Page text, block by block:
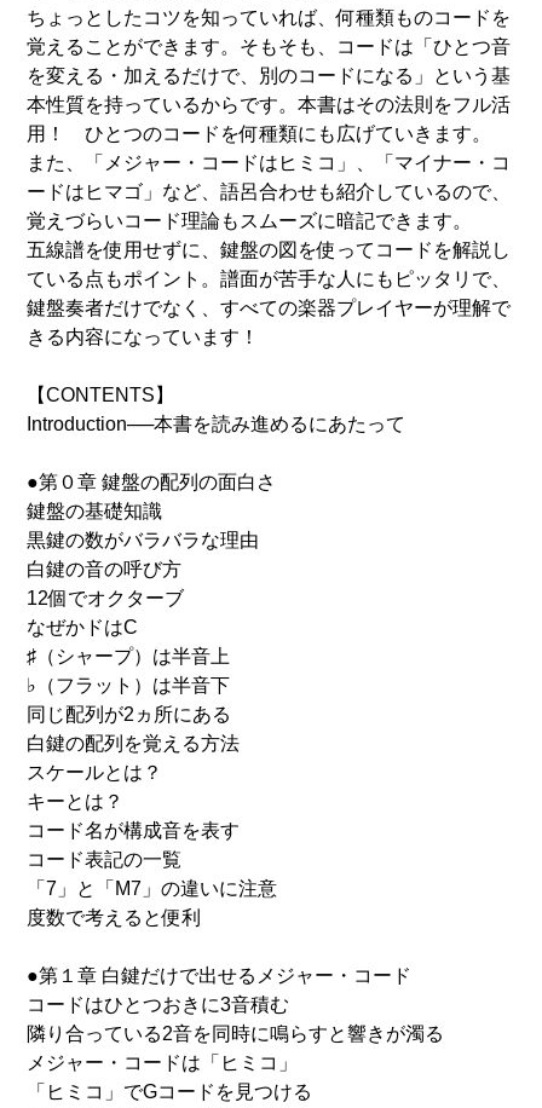
ちょっとしたコツを知っていれば、何種類ものコードを
覚えることができます。そもそも、コードは「ひとつ音
を変える・加えるだけで、別のコードになる」という基
本性質を持っているからです。本書はその法則をフル活
用！ ひとつのコードを何種類にも広げていきます。
また、「メジャー・コードはヒミコ」、「マイナー・コ
ードはヒマゴ」など、語呂合わせも紹介しているので、
覚えづらいコード理論もスムーズに暗記できます。
五線譜を使用せずに、鍵盤の図を使ってコードを解説し
ている点もポイント。譜面が苦手な人にもピッタリで、
鍵盤奏者だけでなく、すべての楽器プレイヤーが理解で
きる内容になっています！
【CONTENTS】
Introduction──本書を読み進めるにあたって
●第０章 鍵盤の配列の面白さ
鍵盤の基礎知識
黒鍵の数がバラバラな理由
白鍵の音の呼び方
12個でオクターブ
なぜかドはC
♯（シャープ）は半音上
♭（フラット）は半音下
同じ配列が2ヵ所にある
白鍵の配列を覚える方法
スケールとは？
キーとは？
コード名が構成音を表す
コード表記の一覧
「7」と「M7」の違いに注意
度数で考えると便利
●第１章 白鍵だけで出せるメジャー・コード
コードはひとつおきに3音積む
隣り合っている2音を同時に鳴らすと響きが濁る
メジャー・コードは「ヒミコ」
「ヒミコ」でGコードを見つける